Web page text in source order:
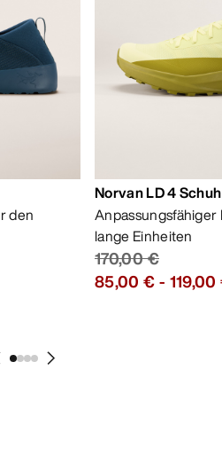
den
Norvan LD 4
lange Einheiten
170,00 €
85,00 €-